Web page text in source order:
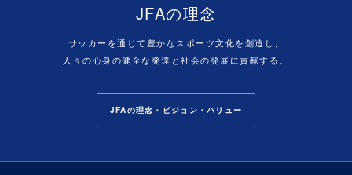
JFAの理念
サッカーを通じて豊かなスポーツ文化を創造し、
人々の心身の健全な発達と社会の発展に貢献する。
JFAの理念・ビジョン・バリュー